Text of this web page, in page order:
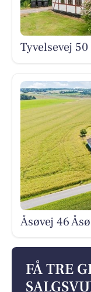
Tyvelsevej
Åsøvej 46
FÅ TRE